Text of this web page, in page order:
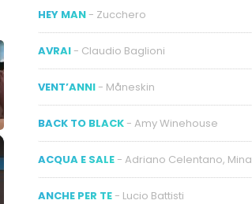
HEY MAN - Zucchero
AVRAI - Claudio Baglioni
VENT’ANNI - Måneskin
BACK TO BLACK - Amy Winehouse
ACQUA E SALE - Adriano Celentano, Mina
ANCHE PER TE - Lucio Battisti